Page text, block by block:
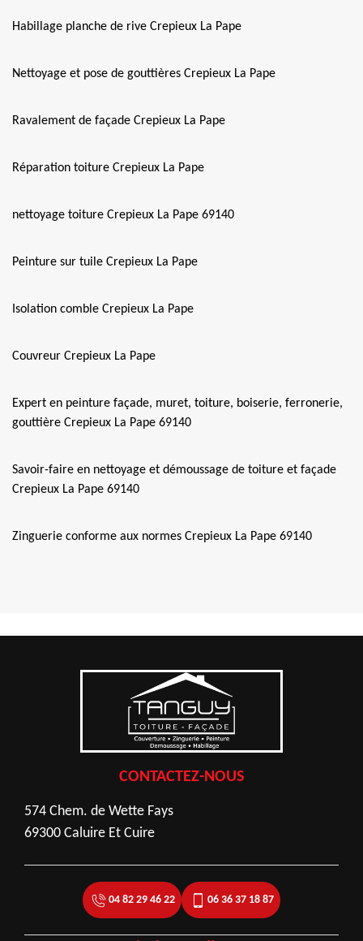
Habillage planche de rive Crepieux La Pape
Nettoyage et pose de gouttières Crepieux La Pape
Ravalement de façade Crepieux La Pape
Réparation toiture Crepieux La Pape
nettoyage toiture Crepieux La Pape 69140
Peinture sur tuile Crepieux La Pape
Isolation comble Crepieux La Pape
Couvreur Crepieux La Pape
Expert en peinture façade, muret, toiture, boiserie, ferronerie,
gouttière Crepieux La Pape 69140
Savoir-faire en nettoyage et démoussage de toiture et façade
Crepieux La Pape 69140
Zinguerie conforme aux normes Crepieux La Pape 69140
CONTACTEZ-NOUS
574 Chem. de Wette Fays
69300 Caluire Et Cuire
04 82 29 46 22 06 36 37 18 87